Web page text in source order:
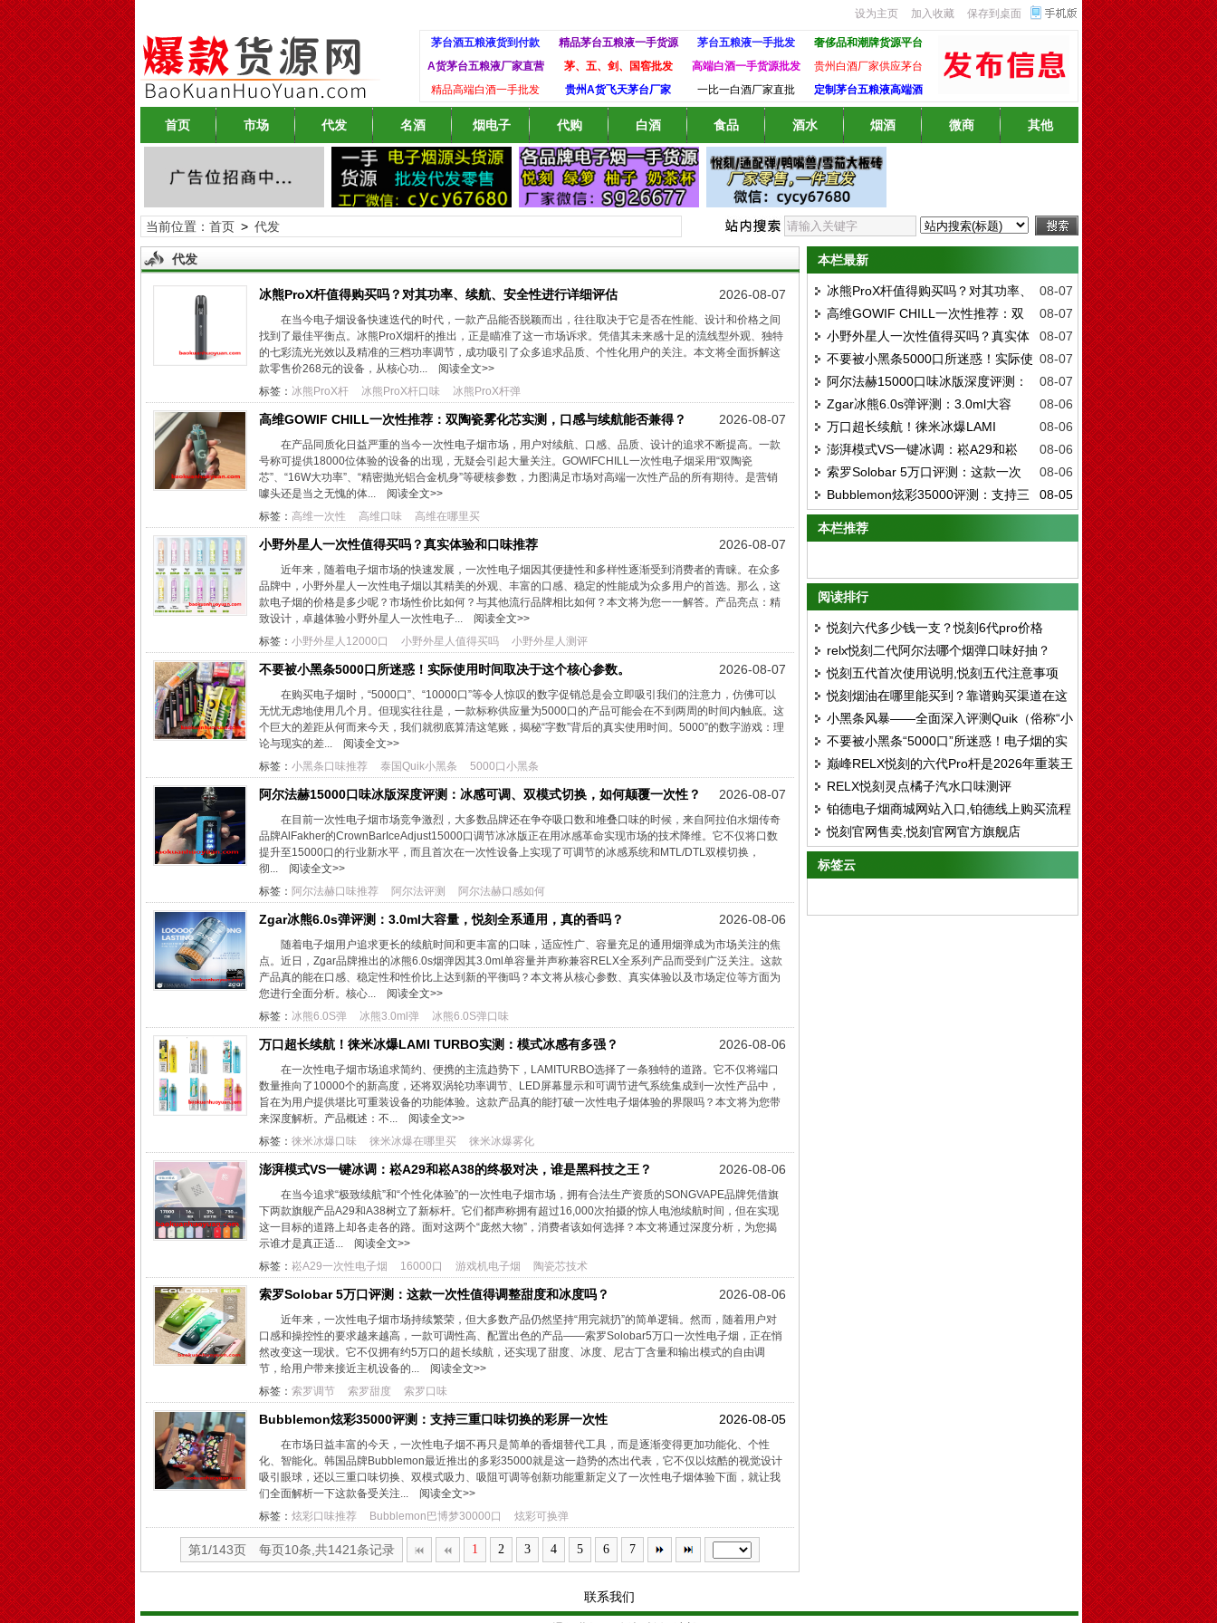
设为主页 加入收藏 保存到桌面
茅台酒五粮液货到付款 精品茅台五粮液一手货源 茅台五粮液一手批发
奢侈品和潮牌货源平台
A货茅台五粮液厂家直营
茅、五、剑、国窖批发 高端白酒一手货源批发
贵州白酒厂家供应茅台
精品高端白酒一手批发
贵州A货飞天茅台厂家 一比一白酒厂家直批 定制茅台五粮液高端酒
首页 市场 代发 名酒 烟电子 代购 白酒 食品 酒水 烟酒 微商 其他
当前位置： 首页> 代发
代发
2026-08-07
冰熊ProX杆值得购买吗？对其功率、续航、安全性进行详细评估
在当今电子烟设备快速迭代的时代，一款产品能否脱颖而出，往往取决于它是否在性能、设计和价格之间
找到了最佳平衡点。冰熊ProX烟杆的推出，正是瞄准了这一市场诉求。凭借其未来感十足的流线型外观、独特
的七彩流光光效以及精准的三档功率调节，成功吸引了众多追求品质、个性化用户的关注。本文将全面拆解这
款零售价268元的设备，从核心功...
阅读全文>>
标签： 冰熊ProX杆 冰熊ProX杆口味 冰熊ProX杆弹
2026-08-07
高维GOWIF CHILL一次性推荐：双陶瓷雾化芯实测，口感与续航能否兼得？
在产品同质化日益严重的当今一次性电子烟市场，用户对续航、口感、品质、设计的追求不断提高。一款
号称可提供18000位体验的设备的出现，无疑会引起大量关注。GOWIFCHILL一次性电子烟采用“双陶瓷
芯”、“16W大功率”、“精密抛光铝合金机身”等硬核参数，力图满足市场对高端一次性产品的所有期待。是营销
噱头还是当之无愧的体...
阅读全文>>
标签： 高维一次性 高维口味 高维在哪里买
2026-08-07
小野外星人一次性值得买吗？真实体验和口味推荐
近年来，随着电子烟市场的快速发展，一次性电子烟因其便捷性和多样性逐渐受到消费者的青睐。在众多
品牌中，小野外星人一次性电子烟以其精美的外观、丰富的口感、稳定的性能成为众多用户的首选。那么，这
款电子烟的价格是多少呢？市场性价比如何？与其他流行品牌相比如何？本文将为您一一解答。产品亮点：精
致设计，卓越体验小野外星人一次性电子...
阅读全文>>
标签： 小野外星人12000口 小野外星人值得买吗 小野外星人测评
2026-08-07
不要被小黑条5000口所迷惑！实际使用时间取决于这个核心参数。
在购买电子烟时，“5000口”、“10000口”等令人惊叹的数字促销总是会立即吸引我们的注意力，仿佛可以
无忧无虑地使用几个月。但现实往往是，一款标称供应量为5000口的产品可能会在不到两周的时间内触底。这
个巨大的差距从何而来今天，我们就彻底算清这笔账，揭秘“字数”背后的真实使用时间。5000”的数字游戏：理
论与现实的差...
阅读全文>>
标签： 小黑条口味推荐 泰国Quik小黑条 5000口小黑条
2026-08-07
阿尔法赫15000口味冰版深度评测：冰感可调、双模式切换，如何颠覆一次性？
在目前一次性电子烟市场竞争激烈，大多数品牌还在争夺吸口数和堆叠口味的时候，来自阿拉伯水烟传奇
品牌AlFakher的CrownBarIceAdjust15000口调节冰冰版正在用冰感革命实现市场的技术降维。它不仅将口数
提升至15000口的行业新水平，而且首次在一次性设备上实现了可调节的冰感系统和MTL/DTL双模切换，
彻...
阅读全文>>
标签： 阿尔法赫口味推荐 阿尔法评测 阿尔法赫口感如何
2026-08-06
Zgar冰熊6.0s弹评测：3.0ml大容量，悦刻全系通用，真的香吗？
随着电子烟用户追求更长的续航时间和更丰富的口味，适应性广、容量充足的通用烟弹成为市场关注的焦
点。近日，Zgar品牌推出的冰熊6.0s烟弹因其3.0ml单容量并声称兼容RELX全系列产品而受到广泛关注。这款
产品真的能在口感、稳定性和性价比上达到新的平衡吗？本文将从核心参数、真实体验以及市场定位等方面为
您进行全面分析。核心...
阅读全文>>
标签： 冰熊6.0S弹 冰熊3.0ml弹 冰熊6.0S弹口味
2026-08-06
万口超长续航！徕米冰爆LAMI TURBO实测：模式冰感有多强？
在一次性电子烟市场追求简约、便携的主流趋势下，LAMITURBO选择了一条独特的道路。它不仅将端口
数量推向了10000个的新高度，还将双涡轮功率调节、LED屏幕显示和可调节进气系统集成到一次性产品中，
旨在为用户提供堪比可重装设备的功能体验。这款产品真的能打破一次性电子烟体验的界限吗？本文将为您带
来深度解析。产品概述：不...
阅读全文>>
标签： 徕米冰爆口味 徕米冰爆在哪里买 徕米冰爆雾化
2026-08-06
澎湃模式VS一键冰调：崧A29和崧A38的终极对决，谁是黑科技之王？
在当今追求“极致续航”和“个性化体验”的一次性电子烟市场，拥有合法生产资质的SONGVAPE品牌凭借旗
下两款旗舰产品A29和A38树立了新标杆。它们都声称拥有超过16,000次拍摄的惊人电池续航时间，但在实现
这一目标的道路上却各走各的路。面对这两个“庞然大物”，消费者该如何选择？本文将通过深度分析，为您揭
示谁才是真正适...
阅读全文>>
标签： 崧A29一次性电子烟 16000口 游戏机电子烟 陶瓷芯技术
2026-08-06
索罗Solobar 5万口评测：这款一次性值得调整甜度和冰度吗？
近年来，一次性电子烟市场持续繁荣，但大多数产品仍然坚持“用完就扔”的简单逻辑。然而，随着用户对
口感和操控性的要求越来越高，一款可调性高、配置出色的产品——索罗Solobar5万口一次性电子烟，正在悄
然改变这一现状。它不仅拥有约5万口的超长续航，还实现了甜度、冰度、尼古丁含量和输出模式的自由调
节，给用户带来接近主机设备的...
阅读全文>>
标签： 索罗调节 索罗甜度 索罗口味
2026-08-05
Bubblemon炫彩35000评测：支持三重口味切换的彩屏一次性
在市场日益丰富的今天，一次性电子烟不再只是简单的香烟替代工具，而是逐渐变得更加功能化、个性
化、智能化。韩国品牌Bubblemon最近推出的多彩35000就是这一趋势的杰出代表，它不仅以炫酷的视觉设计
吸引眼球，还以三重口味切换、双模式吸力、吸阻可调等创新功能重新定义了一次性电子烟体验下面，就让我
们全面解析一下这款备受关注...
阅读全文>>
标签： 炫彩口味推荐 Bubblemon巴博梦30000口 炫彩可换弹
第1/143页 每页10条,共1421条记录 1 2 3 4 5 6 7
本栏最新
08-07
冰熊ProX杆值得购买吗？对其功率、
续航、安全性进行详细评估
08-07
高维GOWIF CHILL一次性推荐：双
陶瓷雾化芯实测，口感与续航能否兼得？08-07
小野外星人一次性值得买吗？真实体
验和口味推荐
08-07
不要被小黑条5000口所迷惑！实际使
用时间取决于这个核心参数。
08-07
阿尔法赫15000口味冰版深度评测：
冰感可调、双模式切换，如何颠覆一次性？
08-06
Zgar冰熊6.0s弹评测：3.0ml大容
量，悦刻全系通用，真的香吗？
08-06
万口超长续航！徕米冰爆LAMI
TURBO实测：模式冰感有多强？
08-06
澎湃模式VS一键冰调：崧A29和崧
A38的终极对决，谁是黑科技之王？
08-06
索罗Solobar 5万口评测：这款一次
性值得调整甜度和冰度吗？
08-05
Bubblemon炫彩35000评测：支持三
重口味切换的彩屏一次性
本栏推荐
阅读排行
悦刻六代多少钱一支？悦刻6代pro价格
relx悦刻二代阿尔法哪个烟弹口味好抽？
悦刻五代首次使用说明,悦刻五代注意事项
悦刻烟油在哪里能买到？靠谱购买渠道在这
里
小黑条风暴——全面深入评测Quik（俗称“小
黑条”）的一次性
不要被小黑条“5000口”所迷惑！电子烟的实
际使用时间取决于这个核心参数。
巅峰RELX悦刻的六代Pro杆是2026年重装王
座？
RELX悦刻灵点橘子汽水口味测评
铂德电子烟商城网站入口,铂德线上购买流程
悦刻官网售卖,悦刻官网官方旗舰店
标签云
联系我们